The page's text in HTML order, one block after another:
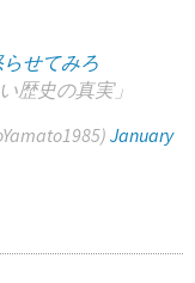
せてみろ
歴史の真実」
January